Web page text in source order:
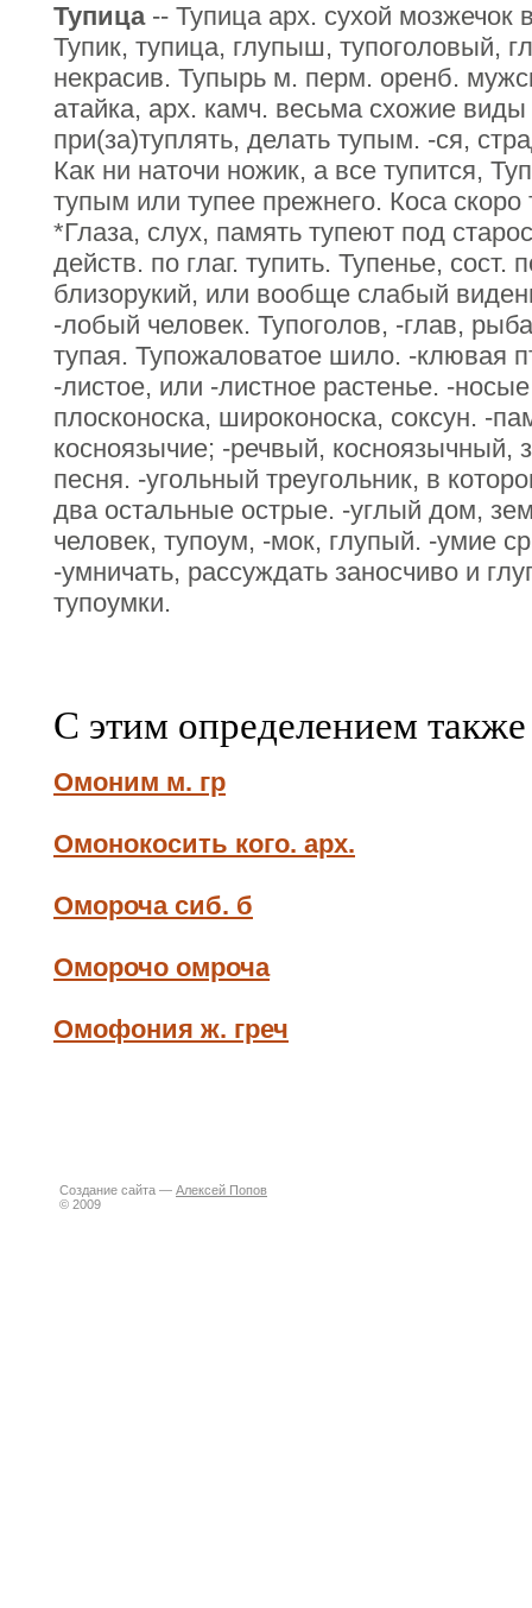
Тупица-- Тупица арх. сухой мозжечок
Тупик, тупица, глупыш, тупоголовый,
некрасив. Тупырь м. перм. оренб.
атайка, арх. камч. весьма схожие виды
при(за)туплять, делать тупым. -ся,
Как ни наточи ножик, а все тупится,
тупым или тупее прежнего. Коса
*Глаза, слух, память тупеют под
действ. по глаг. тупить. Тупенье, сост.
близорукий, или вообще слабый
-лобый человек. Тупоголов, -глав,
тупая. Тупожаловатое шило. -клювая
-листое, или -листное растенье. -
плосконоска, широконоска, соксун. -
косноязычие; -речвый,
песня. -угольный треугольник, в
два остальные острые. -углый дом,
человек, тупоум, -мок, глупый. -умие
-умничать, рассуждать заносчиво и
тупоумки.
С этим определением
Омоним м. гр
Омонокосить кого. арх.
Омороча сиб. б
Оморочо омроча
Омофония ж. греч
Создание сайта — Алексей Попов
© 2009